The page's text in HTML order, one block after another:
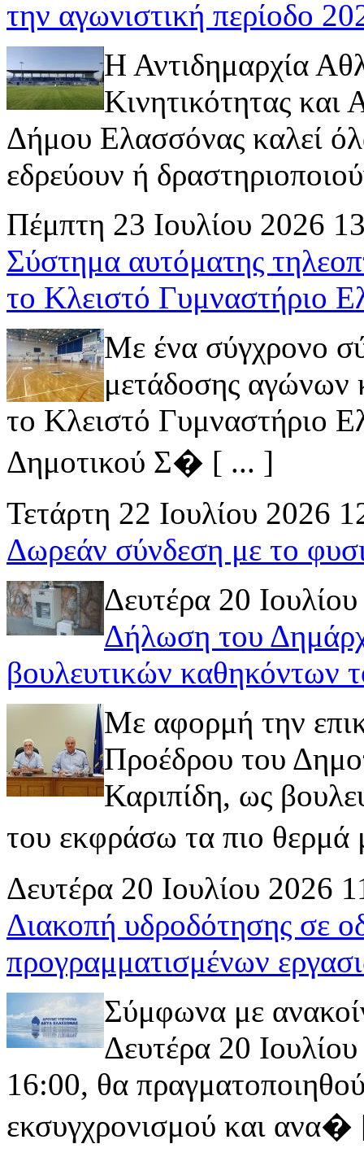
την αγωνιστική περίοδο
Η Αντιδημαρχία
Κινητικότητας
Δήμου Ελασσόνας καλεί
εδρεύουν ή
Πέμπτη 23 Ιουλίου 2026
Σύστημα αυτόματης
το Κλειστό Γυμναστήριο
Με ένα σύγχρονο
μετάδοσης αγώνων
το Κλειστό Γυμναστήριο
Δημοτικού Σ� [ ... ]
Τετάρτη 22 Ιουλίου 2026
Δωρεάν σύνδεση με το
Δευτέρα 20
Δήλωση του
βουλευτικών καθηκόντων
Με αφορμή την
Προέδρου του
Καριπίδη, ως
του εκφράσω τα πιο
Δευτέρα 20 Ιουλίου 2026
Διακοπή υδροδότησης σε
προγραμματισμένων
Σύμφωνα με
Δευτέρα 20
16:00, θα
εκσυγχρονισμού και